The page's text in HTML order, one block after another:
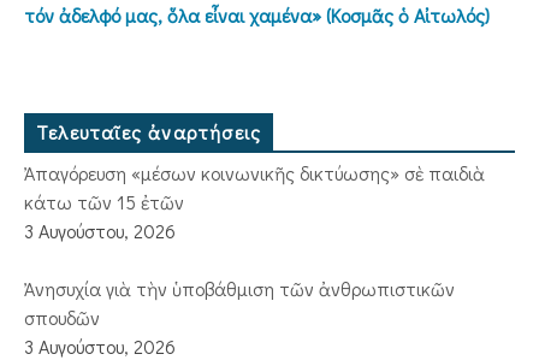
τόν ἀδελφό μας, ὅλα εἶναι χαμένα» (Κοσμᾶς ὁ Αἰτωλός)
Τελευταῖες ἀναρτήσεις
Ἀπαγόρευση «μέσων κοινωνικῆς δικτύωσης» σὲ παιδιὰ
κάτω τῶν 15 ἐτῶν
3 Αυγούστου, 2026
Ἀνησυχία γιὰ τὴν ὑποβάθμιση τῶν ἀνθρωπιστικῶν
σπουδῶν
3 Αυγούστου, 2026